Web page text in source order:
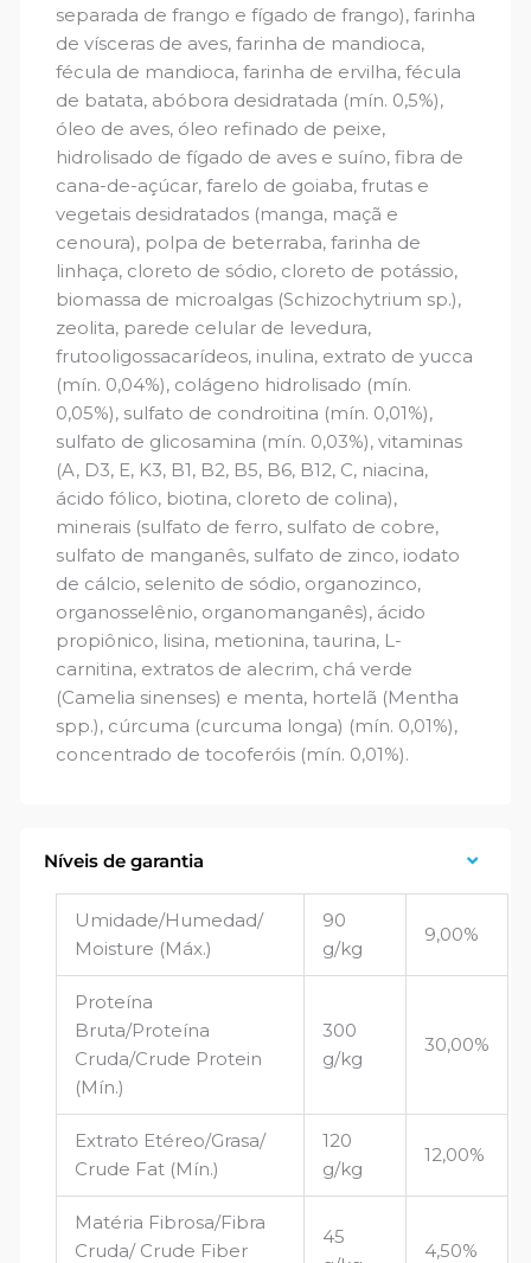
separada de frango e fígado de frango), farinha
de vísceras de aves, farinha de mandioca,
fécula de mandioca, farinha de ervilha, fécula
de batata, abóbora desidratada (mín. 0,5%),
óleo de aves, óleo refinado de peixe,
hidrolisado de fígado de aves e suíno, fibra de
cana-de-açúcar, farelo de goiaba, frutas e
vegetais desidratados (manga, maçã e
cenoura), polpa de beterraba, farinha de
linhaça, cloreto de sódio, cloreto de potássio,
biomassa de microalgas (Schizochytrium sp.),
zeolita, parede celular de levedura,
frutooligossacarídeos, inulina, extrato de yucca
(mín. 0,04%), colágeno hidrolisado (mín.
0,05%), sulfato de condroitina (mín. 0,01%),
sulfato de glicosamina (mín. 0,03%), vitaminas
(A, D3, E, K3, B1, B2, B5, B6, B12, C, niacina,
ácido fólico, biotina, cloreto de colina),
minerais (sulfato de ferro, sulfato de cobre,
sulfato de manganês, sulfato de zinco, iodato
de cálcio, selenito de sódio, organozinco,
organosselênio, organomanganês), ácido
propiônico, lisina, metionina, taurina, L-
carnitina, extratos de alecrim, chá verde
(Camelia sinenses) e menta, hortelã (Mentha
spp.), cúrcuma (curcuma longa) (mín. 0,01%),
concentrado de tocoferóis (mín. 0,01%).
Níveis de garantia
Umidade/Humedad/
Moisture (Máx.)
90
g/kg
9,00%
Proteína
Bruta/Proteína
Cruda/Crude Protein
(Mín.)
300
g/kg
30,00%
Extrato Etéreo/Grasa/
Crude Fat (Mín.)
120
g/kg
12,00%
Matéria Fibrosa/Fibra
Cruda/ Crude Fiber
45
4,50%